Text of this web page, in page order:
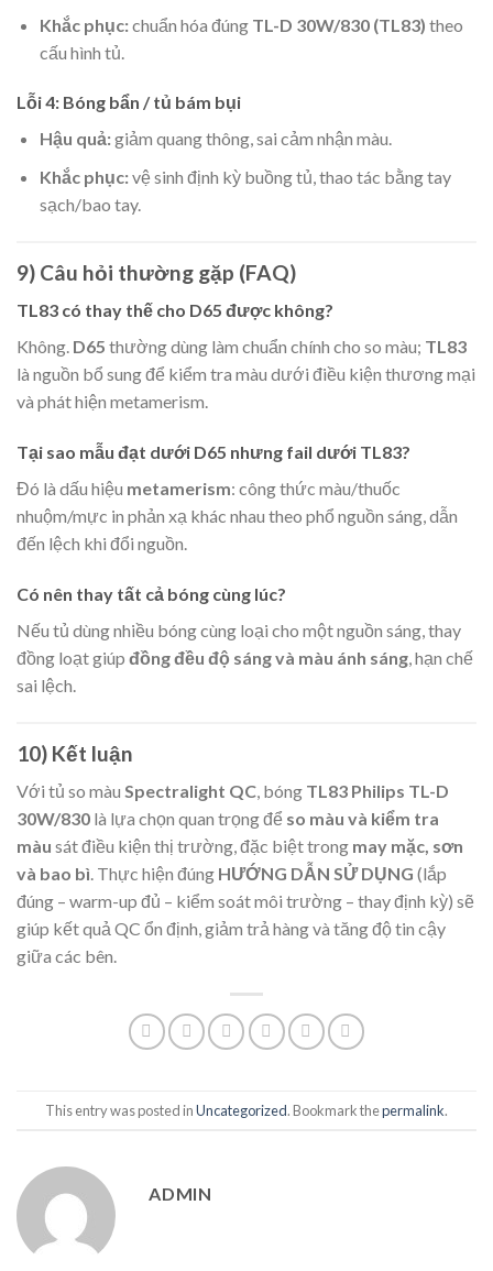
Khắc phục:chuẩn hóa đúng TL-D 30W/830 (TL83) theo
cấu hình tủ.
Lỗi 4: Bóng bẩn / tủ bám bụi
Hậu quả:giảm quang thông, sai cảm nhận màu.
Khắc phục:vệ sinh định kỳ buồng tủ, thao tác bằng tay
sạch/bao tay.
9) Câu hỏi thường gặp (FAQ)
TL83 có thay thế cho D65 được không?
Không. D65 thường dùng làm chuẩn chính cho so màu; TL83
là nguồn bổ sung để kiểm tra màu dưới điều kiện thương mại
và phát hiện metamerism.
Tại sao mẫu đạt dưới D65 nhưng fail dưới TL83?
Đó là dấu hiệu metamerism: công thức màu/thuốc
nhuộm/mực in phản xạ khác nhau theo phổ nguồn sáng, dẫn
đến lệch khi đổi nguồn.
Có nên thay tất cả bóng cùng lúc?
Nếu tủ dùng nhiều bóng cùng loại cho một nguồn sáng, thay
đồng loạt giúp đồng đều độ sáng và màu ánh sáng, hạn chế
sai lệch.
10) Kết luận
Với tủ so màu Spectralight QC, bóng TL83 Philips TL-D
30W/830 là lựa chọn quan trọng để so màu và kiểm tra
màu sát điều kiện thị trường, đặc biệt trong may mặc, sơn
và bao bì. Thực hiện đúng HƯỚNG DẪN SỬ DỤNG (lắp
đúng – warm-up đủ – kiểm soát môi trường – thay định kỳ) sẽ
giúp kết quả QC ổn định, giảm trả hàng và tăng độ tin cậy
giữa các bên.
This entry was posted inUncategorized. Bookmark thepermalink.
ADMIN